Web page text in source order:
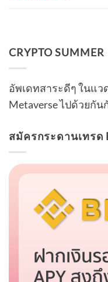
CRYPTO SUMMER
อัพเดทสาระดีๆ ในแว
Metaverse ไปด้วยกัน
สมัครกระดานเทรด